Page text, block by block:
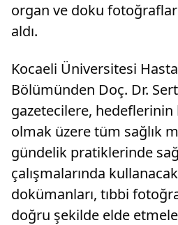
organ ve doku
aldı.
Kocaeli Üniversitesi
Bölümünden Doç. Dr.
gazetecilere,
olmak üzere tüm sağlık
gündelik pratiklerinde
çalışmalarında
dokümanları, tıbbi
doğru şekilde elde